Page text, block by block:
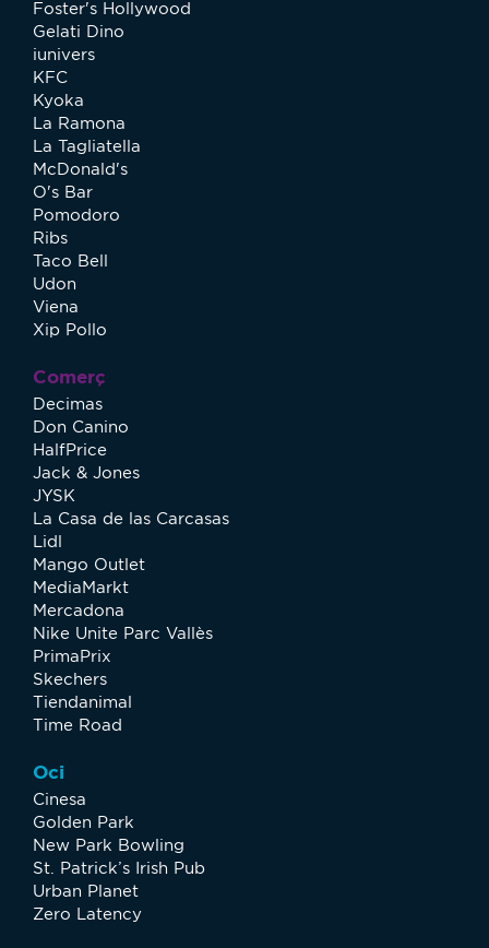
Foster's Hollywood
Gelati Dino
iunivers
KFC
Kyoka
La Ramona
La Tagliatella
McDonald's
O's Bar
Pomodoro
Ribs
Taco Bell
Udon
Viena
Xip Pollo
Comerç
Decimas
Don Canino
HalfPrice
Jack & Jones
JYSK
La Casa de las Carcasas
Lidl
Mango Outlet
MediaMarkt
Mercadona
Nike Unite Parc Vallès
PrimaPrix
Skechers
Tiendanimal
Time Road
Oci
Cinesa
Golden Park
New Park Bowling
St. Patrick’s Irish Pub
Urban Planet
Zero Latency